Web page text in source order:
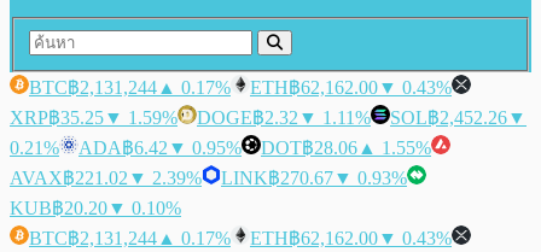
BTC฿2,131,244 ▲ 0.17% ETH฿62,162.00▼ 0.43%
XRP฿35.25▼ 1.59% DOGE฿2.32 ▼ 1.11% SOL฿2,452.26▼
0.21%
ADA฿6.42 ▼ 0.95% DOT฿28.06 ▲ 1.55%
AVAX฿221.02 ▼ 2.39% LINK฿270.67▼ 0.93%
KUB฿20.20▼ 0.10%
BTC฿2,131,244 ▲ 0.17% ETH฿62,162.00▼ 0.43%